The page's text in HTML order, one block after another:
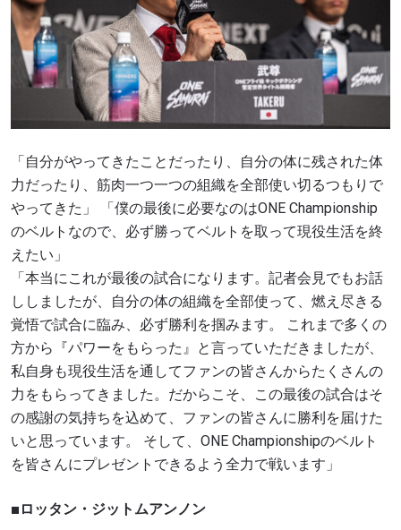
「自分がやってきたことだったり、自分の体に残された体
力だったり、筋肉一つ一つの組織を全部使い切るつもりで
やってきた」 「僕の最後に必要なのはONE Championship
のベルトなので、必ず勝ってベルトを取って現役生活を終
えたい」
「本当にこれが最後の試合になります。記者会見でもお話
ししましたが、自分の体の組織を全部使って、燃え尽きる
覚悟で試合に臨み、必ず勝利を掴みます。 これまで多くの
方から『パワーをもらった』と言っていただきましたが、
私自身も現役生活を通してファンの皆さんからたくさんの
力をもらってきました。だからこそ、この最後の試合はそ
の感謝の気持ちを込めて、ファンの皆さんに勝利を届けた
いと思っています。 そして、ONE Championshipのベルト
を皆さんにプレゼントできるよう全力で戦います」
■ロッタン・ジットムアンノン